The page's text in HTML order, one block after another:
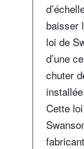
baisser
loi de
d’une
chuter
Cette